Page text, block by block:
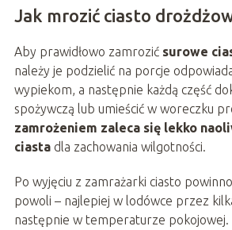
Jak mrozić ciasto
Aby prawidłowo zamrozić surowe
należy je podzielić na porcje
wypiekom, a następnie każdą część
spożywczą lub umieścić w woreczku
zamrożeniem zaleca się lekko
ciastadla zachowania wilgotności.
Po wyjęciu z zamrażarki ciasto
powoli – najlepiej w lodówce przez
następnie w temperaturze pokojowej.